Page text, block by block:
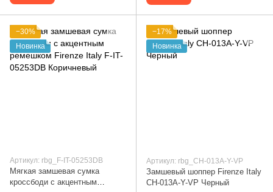
−30%
Новинка
Артикул: rbg_F-IT-05253DB
Мягкая замшевая сумка
кроссбоди с акцентным
−17%
Новинка
Артикул: rbg_CH-013A-Y-VP
Замшевый шоппер Firenze Italy
CH-013A-Y-VP Черный